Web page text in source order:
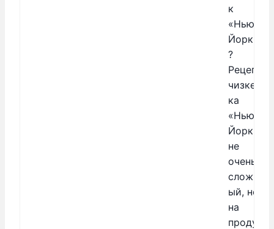
к
«Нью-
Йорк»
?
Рецепт
чизкей
ка
«Нью-
Йорк»
не
очень
сложн
ый, но
на
продук